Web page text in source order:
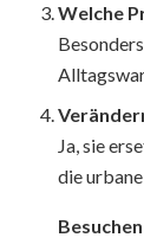
Welche
Ja, sie
die